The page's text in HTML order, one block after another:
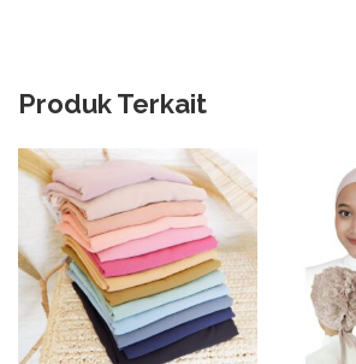
Produk Terkait